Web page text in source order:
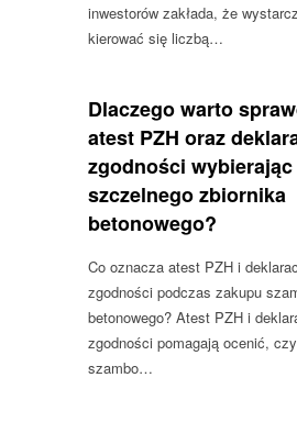
inwestorów zakłada, że
kierować się liczbą…
Dlaczego warto
atest PZH oraz
zgodności wybierając
szczelnego zbiornika
betonowego?
Co oznacza atest PZH i
zgodności podczas zakupu
betonowego? Atest PZH i
zgodności pomagają ocenić, czy
szambo…